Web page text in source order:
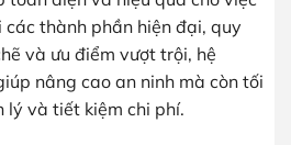
thành phần hiện đại, quy
và ưu điểm vượt trội, hệ
nâng cao an ninh mà còn tối
lý và tiết kiệm chi phí.